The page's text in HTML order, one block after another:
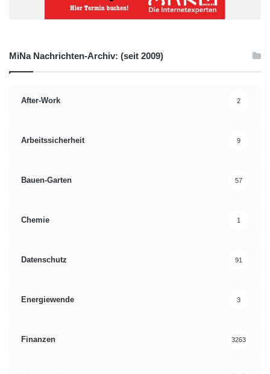
MiNa Nachrichten-Archiv: (seit 2009)
After-Work 2
Arbeitssicherheit 9
Bauen-Garten 57
Chemie 1
Datenschutz 91
Energiewende 3
Finanzen 3263